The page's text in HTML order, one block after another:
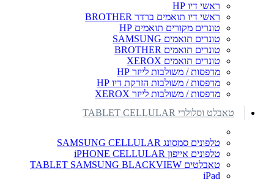
ראשי דיו HP
ראשי דיו תואמים ברדר BROTHER
טונרים מקורים תואמים HP
טונרים תואמים SAMSUNG
טונרים תואמים BROTHER
טונרים תואמים XEROX
מדפסות / משולבות לייזר HP
מדפסות / משולבות הזרקת דיו HP
מדפסות / משולבות לייזר XEROX
טאבלט וסלולרי TABLET CELLULAR
טלפונים סמסונג SAMSUNG CELLULAR
טלפונים אייפון iPHONE CELLULAR
טאבלטים TABLET SAMSUNG BLACKVIEW
iPad